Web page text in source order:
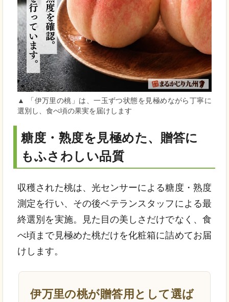
▲ 「伊万里の桃」は、一玉ずつ状態を見極めながら丁寧に
選別し、食べ頃の果実を届けします
糖度・熟度を見極めた、贈答に
もふさわしい品質
収穫された桃は、光センサーによる糖度・熟度
測定を行い、その後ベテランスタッフによる最
終選別を実施。見た目の美しさだけでなく、食
べ頃まで見極めた桃だけを化粧箱に詰めてお届
けします。
伊万里の桃が贈答用として選ば